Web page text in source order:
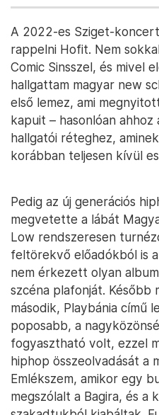
A 2022-es Sziget-
rappelni Hofit. Nem
Comic Sinsszel, és mivel
hallgattam magyar new
első lemez, ami
kapuit – hasonlóan
hallgatói réteghez,
korábban teljesen kívül
Pedig az új generációs
megvetette a lábát
Low rendszeresen
feltörekvő előadókból is
nem érkezett olyan
szcéna plafonját. Később
második, Playbánia című
poposabb, a
fogyasztható volt, ezzel
hiphop összeolvadását a
Emlékszem, amikor egy
megszólalt a Bagira, és